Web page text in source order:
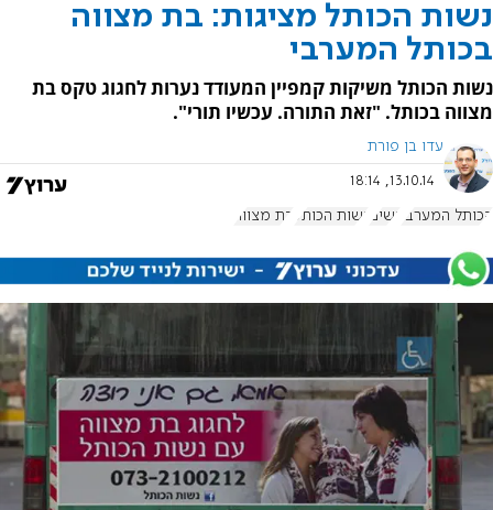
נשות הכותל מציגות: בת מצווה
בכותל המערבי
נשות הכותל משיקות קמפיין המעודד נערות לחגוג טקס בת
מצווה בכותל. "זאת התורה. עכשיו תורי".
עדו בן פורת
13.10.14, 18:14
הכותל המערבי נשים נשות הכותל בת מצווה